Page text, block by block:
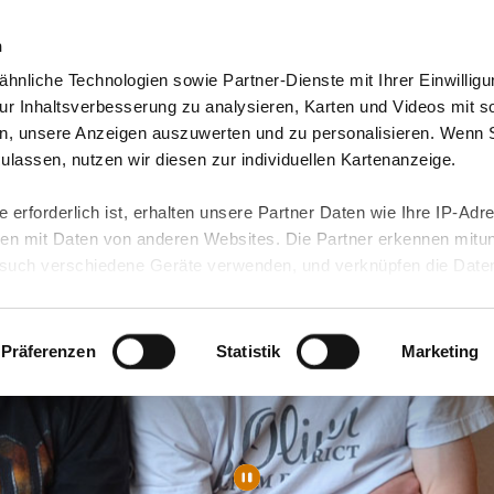
Technologien sowie Partner-Dienste mit Ihrer
Inhaltsverbesserung zu analysieren, Karten und Videos mit
unsere Anzeigen auszuwerten und zu personalisieren. Wenn
nutzen wir diesen zur individuellen Kartenanzeige.
erforderlich ist, erhalten unsere Partner Daten wie Ihre IP-
mit Daten von anderen Websites. Die Partner erkennen
verschiedene Geräte verwenden, und verknüpfen die Daten
ist kein der EU gleichwertiges Datenschutzniveau
Daten führen kann.
unserenDatenschutzhinweisenund in unsererCookie-
Funktionen für diese Zwecke aktiviert sind, müssen Sie
können mittels nachfolgender Buttons über Ihre Einwilligung für
erteilte Einwilligung stets für die Zukunft widerrufen. Bitte
Präferenzen Statistik Marketing
Video-Blog & Presse Freie Jobs & mehr